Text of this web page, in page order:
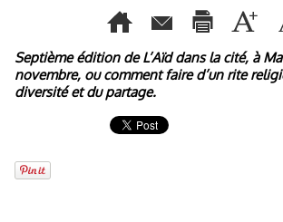
Septième édition de L’Aïd dans la cité, à
novembre, ou comment faire d’un rite
diversité et du partage.